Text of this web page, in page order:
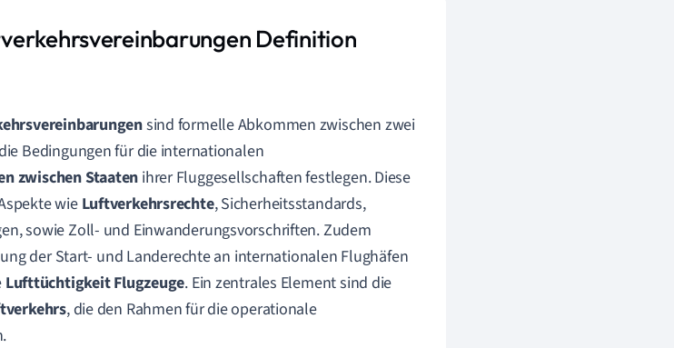
Definition
sind formelle Abkommen zwischen zwei
Bedingungen für die internationalen
zwischen Staaten ihrer Fluggesellschaften festlegen. Diese
wieLuftverkehrsrechte, Sicherheitsstandards,
sowie Zoll- und Einwanderungsvorschriften. Zudem
der Start- und Landerechte an internationalen Flughäfen
Lufttüchtigkeit Flugzeuge. Ein zentrales Element sind die
, die den Rahmen für die operationale